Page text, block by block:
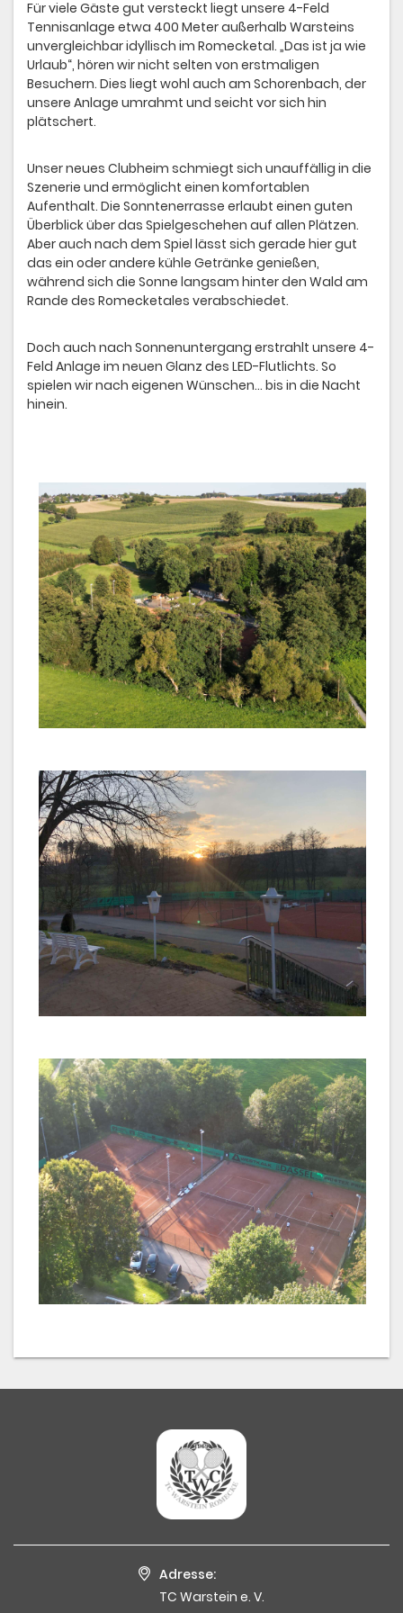
Für viele Gäste gut versteckt liegt unsere 4-Feld
Tennisanlage etwa 400 Meter außerhalb Warsteins
unvergleichbar idyllisch im Romecketal. „Das ist ja wie
Urlaub“, hören wir nicht selten von erstmaligen
Besuchern. Dies liegt wohl auch am Schorenbach, der
unsere Anlage umrahmt und seicht vor sich hin
plätschert.
Unser neues Clubheim schmiegt sich unauffällig in die
Szenerie und ermöglicht einen komfortablen
Aufenthalt. Die Sonntenerrasse erlaubt einen guten
Überblick über das Spielgeschehen auf allen Plätzen.
Aber auch nach dem Spiel lässt sich gerade hier gut
das ein oder andere kühle Getränke genießen,
während sich die Sonne langsam hinter den Wald am
Rande des Romecketales verabschiedet.
Doch auch nach Sonnenuntergang erstrahlt unsere 4-
Feld Anlage im neuen Glanz des LED-Flutlichts. So
spielen wir nach eigenen Wünschen… bis in die Nacht
hinein.
Adresse:
TC Warstein e. V.